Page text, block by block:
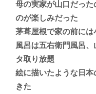
母の実家が山口だった
のが楽しみだった
茅葺屋根で家の前には
風呂は五右衛門風呂
タ取り放題
絵に描いたような日
きた